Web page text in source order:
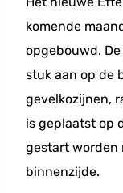
komende
opgebouwd.
stuk aan op de
gevelkozijnen,
is geplaatst op
gestart worden
binnenzijde.